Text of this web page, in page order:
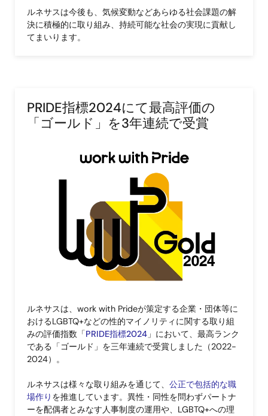
ルネサスは今後も、気候変動などあらゆる社会課題の解
決に積極的に取り組み、持続可能な社会の実現に貢献し
てまいります。
PRIDE指標2024にて最高評価の
「ゴールド」を3年連続で受賞
ルネサスは、work with Prideが策定する企業・団体等に
おけるLGBTQ+などの性的マイノリティに関する取り組
みの評価指数「PRIDE指標2024 」において、最高ランク
である「ゴールド」を三年連続で受賞しました（2022-
2024）。
ルネサスは様々な取り組みを通じて、 公正で包括的な職
場作り を推進しています。異性・同性を問わずパートナ
ーを配偶者とみなす人事制度の運用や、LGBTQ+への理